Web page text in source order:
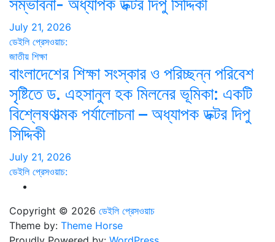
সম্ভাবনা- অধ্যাপক ডক্টর দিপু সিদ্দিকী
July 21, 2026
ডেইলি প্রেসওয়াচ:
জাতীয় শিক্ষা
বাংলাদেশের শিক্ষা সংস্কার ও পরিচ্ছন্ন পরিবেশ
সৃষ্টিতে ড. এহসানুল হক মিলনের ভূমিকা: একটি
বিশ্লেষণাত্মক পর্যালোচনা – অধ্যাপক ডক্টর দিপু
সিদ্দিকী
July 21, 2026
ডেইলি প্রেসওয়াচ:
Copyright © 2026 ডেইলি প্রেসওয়াচ
Theme by: Theme Horse